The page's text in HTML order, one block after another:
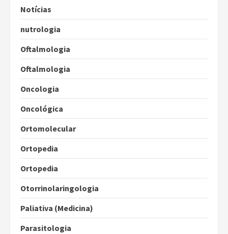
Notícias
nutrologia
Oftalmologia
Oftalmologia
Oncologia
Oncológica
Ortomolecular
Ortopedia
Ortopedia
Otorrinolaringologia
Paliativa (Medicina)
Parasitologia